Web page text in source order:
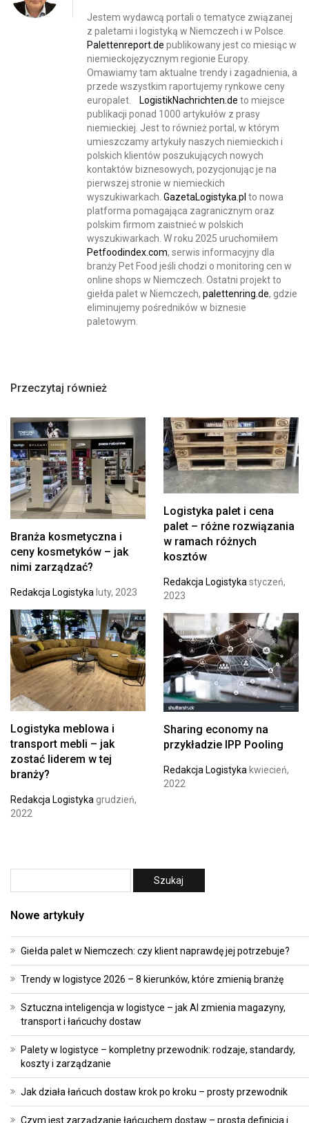
Jestem wydawcą portali o tematyce związanej
z paletami i logistyką w Niemczech i w Polsce.
Palettenreport.de publikowany jest co miesiąc w
niemieckojęzycznym regionie Europy.
Omawiamy tam aktualne trendy i zagadnienia, a
przede wszystkim raportujemy rynkowe ceny
europalet.LogistikNachrichten.de to miejsce
publikacji ponad 1000 artykułów z prasy
niemieckiej. Jest to również portal, w którym
umieszczamy artykuły naszych niemieckich i
polskich klientów poszukujących nowych
kontaktów biznesowych, pozycjonując je na
pierwszej stronie w niemieckich
wyszukiwarkach.GazetaLogistyka.pl to nowa
platforma pomagająca zagranicznym oraz
polskim firmom zaistnieć w polskich
wyszukiwarkach. W roku 2025 uruchomiłem
Petfoodindex.com, serwis informacyjny dla
branży Pet Food jeśli chodzi o monitoring cen w
online shops w Niemczech. Ostatni projekt to
giełda palet w Niemczech,palettenring.de, gdzie
eliminujemy pośredników w biznesie
paletowym.
Przeczytaj również
Branża kosmetyczna i
ceny kosmetyków – jak
nimi zarządzać?
Redakcja Logistyka luty, 2023
Logistyka palet i cena
palet – różne rozwiązania
w ramach różnych
kosztów
Redakcja Logistyka styczeń,
2023
Logistyka meblowa i
transport mebli – jak
zostać liderem w tej
branży?
Redakcja Logistyka grudzień,
2022
Sharing economy na
przykładzie IPP Pooling
Redakcja Logistykakwiecień,
2022
Nowe artykuły
Giełda palet w Niemczech: czy klient naprawdę jej potrzebuje?
Trendy w logistyce 2026 – 8 kierunków, które zmienią branżę
Sztuczna inteligencja w logistyce – jak AI zmienia magazyny,
transport i łańcuchy dostaw
Palety w logistyce – kompletny przewodnik: rodzaje, standardy,
koszty i zarządzanie
Jak działa łańcuch dostaw krok po kroku – prosty przewodnik
Czym jest zarządzanie łańcuchem dostaw – prosta definicja i